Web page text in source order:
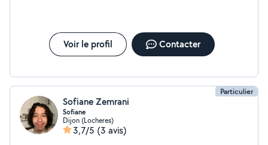
Voir le profil Contacter
Particulier
Sofiane Zemrani
Sofiane
Dijon (Locheres)
3,7/5 (3 avis)